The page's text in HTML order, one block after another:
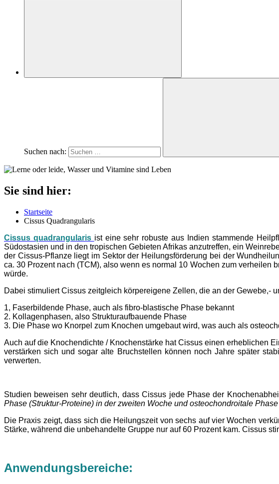
Suchen nach:
Sie sind hier:
Startseite
Cissus Quadrangularis
Cissus quadrangularis ist eine sehr robuste aus Indien stammende
Südostasien und in den tropischen Gebieten Afrikas anzutreffen, ein
der Cissus-Pflanze liegt im Sektor der Heilungsförderung bei der
ca. 30 Prozent nach (TCM), also wenn es normal 10 Wochen zum
würde.
Dabei stimuliert Cissus zeitgleich körpereigene Zellen, die an der
1, Faserbildende Phase, auch als fibro-blastische Phase bekannt
2. Kollagenphasen, also Strukturaufbauende Phase
3. Die Phase wo Knorpel zum Knochen umgebaut wird, was auch als
Auch auf die Knochendichte / Knochenstärke hat Cissus einen erheblichen
verstärken sich und sogar alte Bruchstellen können noch Jahre später
verwerten.
Studien beweisen sehr deutlich, dass Cissus jede Phase der
Phase (Struktur-Proteine) in der zweiten Woche undosteochondroitale
Die Praxis zeigt, dass sich die Heilungszeit von sechs auf vier Wochen
Stärke, während die unbehandelte Gruppe nur auf 60 Prozent kam. Cissus
Anwendungsbereiche: